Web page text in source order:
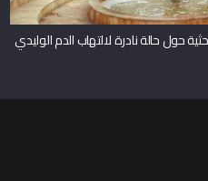
حول حالة نادرة لالتهاب الدم الوليدي